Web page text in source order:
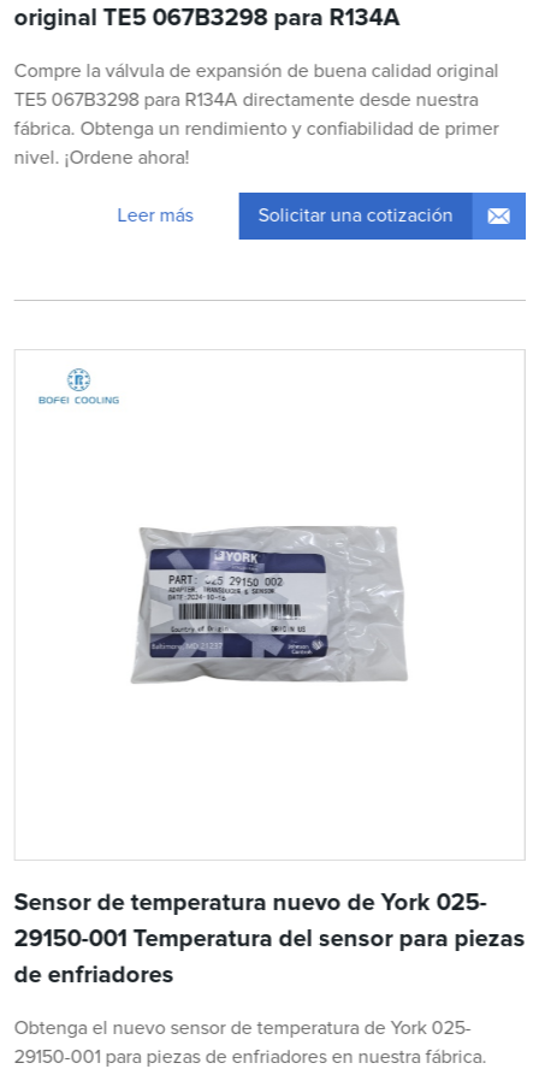
original TE5 067B3298 para R134A
Compre la válvula de expansión de buena calidad original
TE5 067B3298 para R134A directamente desde nuestra
fábrica. Obtenga un rendimiento y confiabilidad de primer
nivel. ¡Ordene ahora!
Leer más Solicitar una cotización
Sensor de temperatura nuevo de York 025-
29150-001 Temperatura del sensor para piezas
de enfriadores
Obtenga el nuevo sensor de temperatura de York 025-
29150-001 para piezas de enfriadores en nuestra fábrica.